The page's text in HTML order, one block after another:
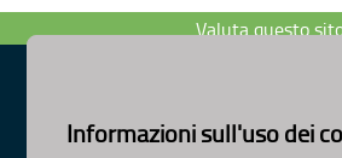
Informazioni sull'uso dei
Valuta questo
Dipartimento Ambiente, Paesaggio e